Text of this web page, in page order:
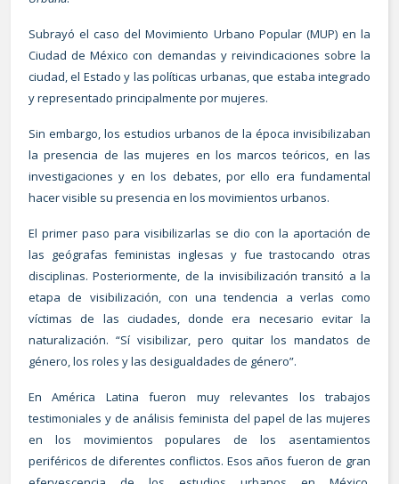
Subrayó el caso del Movimiento Urbano Popular (MUP) en la
Ciudad de México con demandas y reivindicaciones sobre la
ciudad, el Estado y las políticas urbanas, que estaba integrado
y representado principalmente por mujeres.
Sin embargo, los estudios urbanos de la época invisibilizaban
la presencia de las mujeres en los marcos teóricos, en las
investigaciones y en los debates, por ello era fundamental
hacer visible su presencia en los movimientos urbanos.
El primer paso para visibilizarlas se dio con la aportación de
las geógrafas feministas inglesas y fue trastocando otras
disciplinas. Posteriormente, de la invisibilización transitó a la
etapa de visibilización, con una tendencia a verlas como
víctimas de las ciudades, donde era necesario evitar la
naturalización. “Sí visibilizar, pero quitar los mandatos de
género, los roles y las desigualdades de género”.
En América Latina fueron muy relevantes los trabajos
testimoniales y de análisis feminista del papel de las mujeres
en los movimientos populares de los asentamientos
periféricos de diferentes conflictos. Esos años fueron de gran